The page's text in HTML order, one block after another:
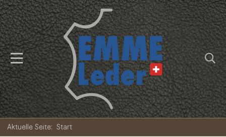
Aktuelle Seite: Start